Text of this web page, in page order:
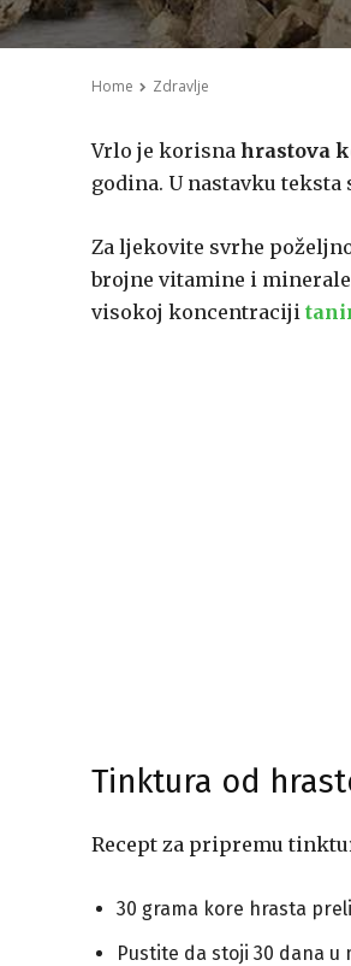
Home Zdravlje
Vrlo je korisna hrastova
godina. U nastavku
Za ljekovite svrhe
brojne vitamine i
visokoj koncentraciji
Tinktura od
Recept za pripremu
30 grama kore hrasta
Pustite da stoji 30 dana u